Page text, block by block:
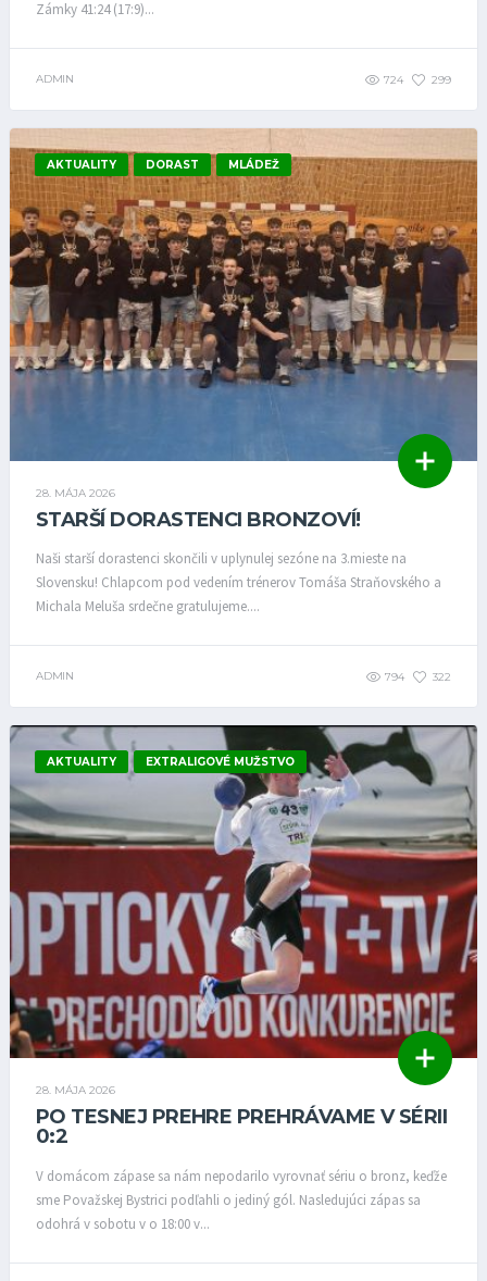
Zámky 41:24 (17:9)...
ADMIN 724 299
AKTUALITY DORAST MLÁDEŽ
28. MÁJA 2026
STARŠÍ DORASTENCI BRONZOVÍ!
Naši starší dorastenci skončili v uplynulej sezóne na 3.mieste na
Slovensku! Chlapcom pod vedením trénerov Tomáša Straňovského a
Michala Meluša srdečne gratulujeme....
ADMIN 794 322
AKTUALITY EXTRALIGOVÉ MUŽSTVO
28. MÁJA 2026
PO TESNEJ PREHRE PREHRÁVAME V SÉRII
0:2
V domácom zápase sa nám nepodarilo vyrovnať sériu o bronz, keďže
sme Považskej Bystrici podľahli o jediný gól. Nasledujúci zápas sa
odohrá v sobotu v o 18:00 v...